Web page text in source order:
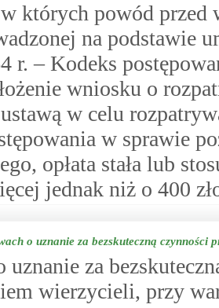
których powód przed
na podstawie
r. – Kodeks
wniosku o
w celu
w sprawie
opłata stała lub
jednak niż o 400
o uznanie za bezskuteczną
uznanie za
wierzycieli, przy